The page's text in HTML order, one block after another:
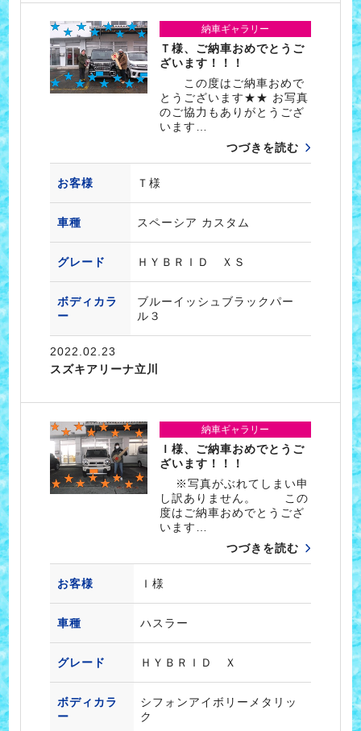
納車ギャラリー
Ｔ様、ご納車おめでとうご
ざいます！！！
この度はご納車おめで
とうございます★★ お写真
のご協力もありがとうござ
います…
つづきを読む
お客様 Ｔ様
車種 スペーシア カスタム
グレード ＨＹＢＲＩＤ ＸＳ
ボディカラ
ー
ブルーイッシュブラックパー
ル３
2022.02.23
スズキアリーナ立川
納車ギャラリー
Ｉ様、ご納車おめでとうご
ざいます！！！
※写真がぶれてしまい申
し訳ありません。 この
度はご納車おめでとうござ
います…
つづきを読む
お客様 Ｉ様
車種 ハスラー
グレード ＨＹＢＲＩＤ Ｘ
ボディカラ
ー
シフォンアイボリーメタリッ
ク